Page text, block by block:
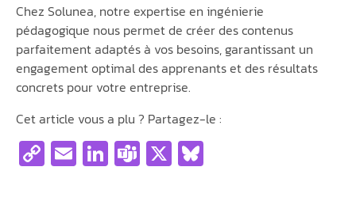
Chez Solunea, notre expertise en ingénierie
pédagogique nous permet de créer des contenus
parfaitement adaptés à vos besoins, garantissant un
engagement optimal des apprenants et des résultats
concrets pour votre entreprise.
Cet article vous a plu ? Partagez-le :
Copy
Link
EmailLinkedIn
Teams
X